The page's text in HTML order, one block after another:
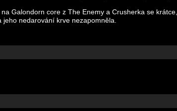
Galondorn core z The Enemy a Crusherka se
nedarování krve nezapomněla.